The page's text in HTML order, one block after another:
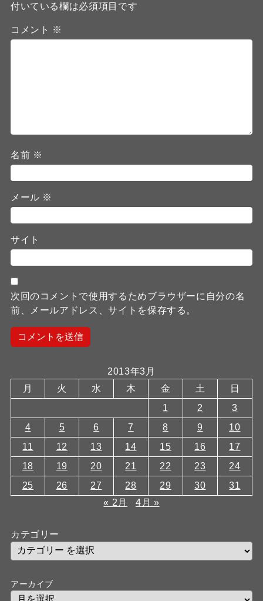
付いている欄は必須項目です
コメント ※
名前 ※
メール ※
サイト
次回のコメントで使用するためブラウザーに自分の名
前、メールアドレス、サイトを保存する。
2013年3月
月
火 水 木 金 土
日
1
2
3
4
5 6 7 8 9
10
11
12 13 14 15 16
17
18
19 20 21 22 23
24
25
26 27 28 29 30
31
« 2月
4月 »
カテゴリー
アーカイブ